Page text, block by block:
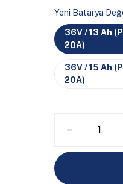
Yeni Batarya
36V / 13 Ah
20A)
36V / 15 Ah
20A)